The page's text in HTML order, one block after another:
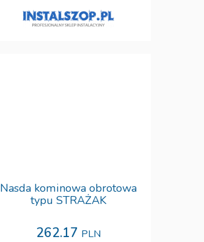
Nasda kominowa obrotowa
typu STRAŻAK
262.17 PLN